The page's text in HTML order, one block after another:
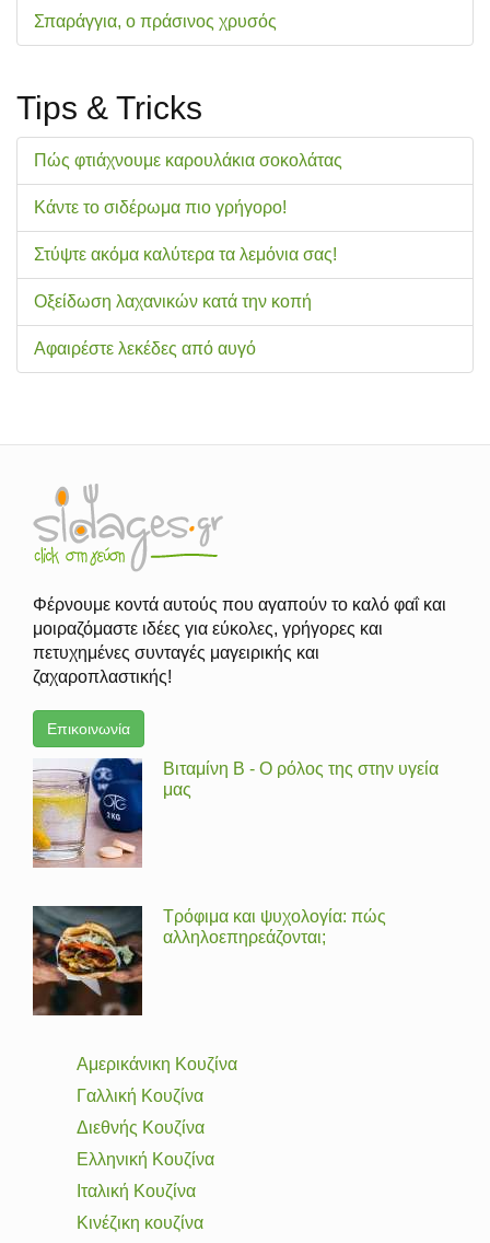
Σπαράγγια, ο πράσινος χρυσός
Tips & Tricks
Πώς φτιάχνουμε καρουλάκια σοκολάτας
Κάντε το σιδέρωμα πιο γρήγορο!
Στύψτε ακόμα καλύτερα τα λεμόνια σας!
Οξείδωση λαχανικών κατά την κοπή
Αφαιρέστε λεκέδες από αυγό
Φέρνουμε κοντά αυτούς που αγαπούν το καλό φαΐ και
μοιραζόμαστε ιδέες για εύκολες, γρήγορες και
πετυχημένες συνταγές μαγειρικής και
ζαχαροπλαστικής!
Επικοινωνία
Βιταμίνη Β - Ο ρόλος της στην υγεία
μας
Τρόφιμα και ψυχολογία: πώς
αλληλοεπηρεάζονται;
Αμερικάνικη Κουζίνα
Γαλλική Κουζίνα
Διεθνής Κουζίνα
Ελληνική Κουζίνα
Ιταλική Κουζίνα
Κινέζικη κουζίνα